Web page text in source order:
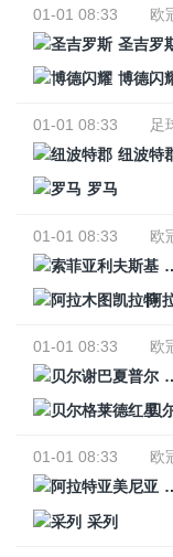
01-01 08:33
欧
圣吉罗
博德闪
01-01 08:33
足
纽波特
罗马
01-01 08:33
欧
阿
01-01 08:33
欧
贝
01-01 08:33
欧
采列